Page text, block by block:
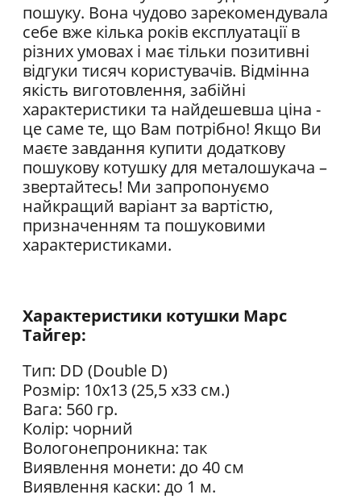
пошуку. Вона чудово зарекомендувала
себе вже кілька років експлуатації в
різних умовах і має тільки позитивні
відгуки тисяч користувачів. Відмінна
якість виготовлення, забійні
характеристики та найдешевша ціна -
це саме те, що Вам потрібно! Якщо Ви
маєте завдання купити додаткову
пошукову котушку для металошукача –
звертайтесь! Ми запропонуємо
найкращий варіант за вартістю,
призначенням та пошуковими
характеристиками.
Характеристики котушки Марс
Тайгер:
Тип: DD (Double D)
Розмір: 10х13 (25,5 х33 см.)
Вага: 560 гр.
Колір: чорний
Вологонепроникна: так
Виявлення монети: до 40 см
Виявлення каски: до 1 м.